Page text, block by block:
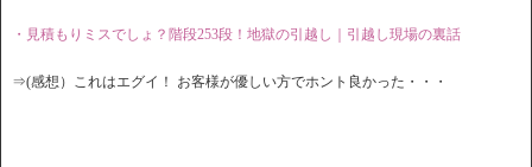
・見積もりミスでしょ？階段253段！地獄の引越し｜引越し現場の裏話
⇒(感想）これはエグイ！ お客様が優しい方でホント良かった・・・